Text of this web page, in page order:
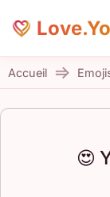
Accueil
😍